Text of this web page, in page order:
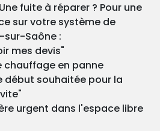
fuite à réparer ? Pour une
sur votre système de
sur-Saône :
mes devis"
chauffage en panne
début souhaitée pour la
urgent dans l'espace libre